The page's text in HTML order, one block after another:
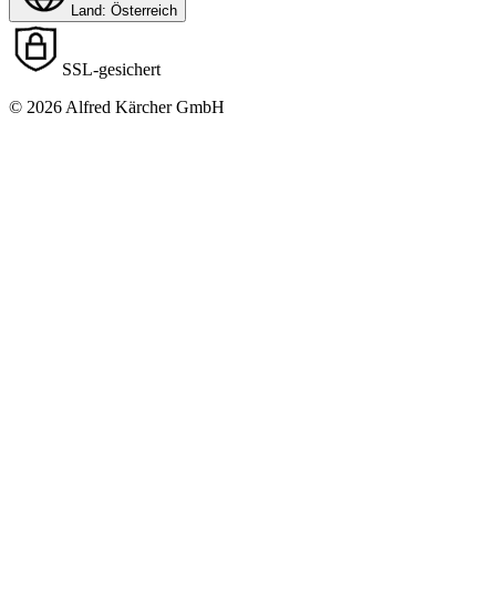
Land: Österreich
SSL-gesichert
© 2026 Alfred Kärcher GmbH